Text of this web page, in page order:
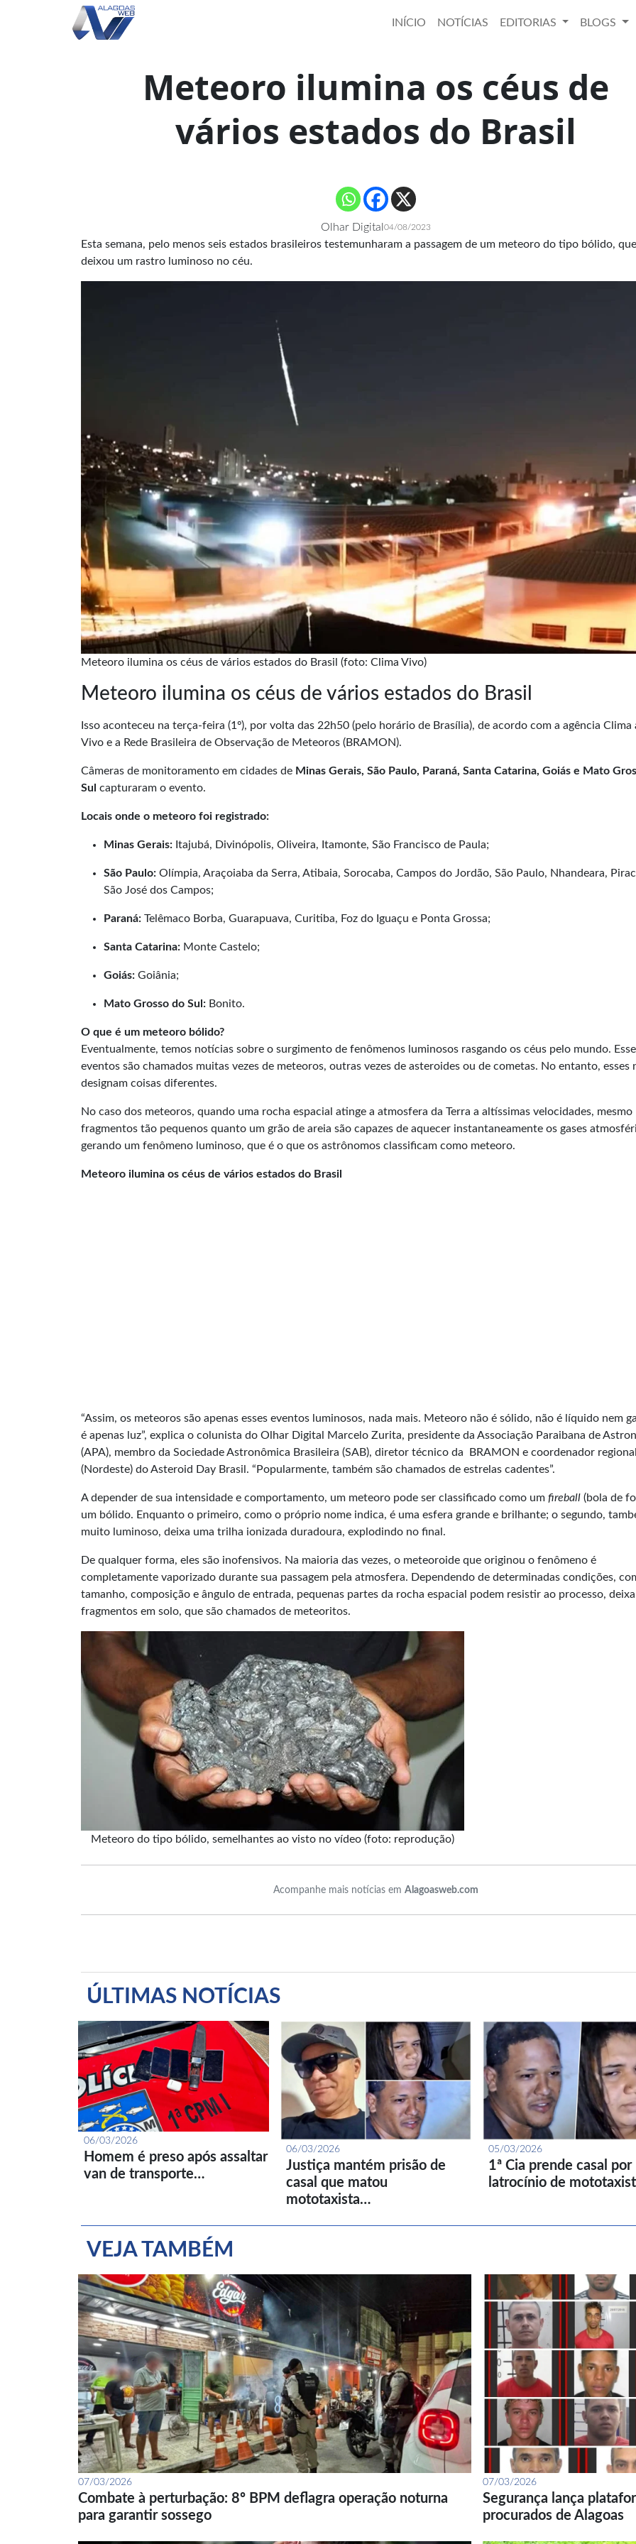
INÍCIO NOTÍCIAS EDITORIAS BLOGS
Meteoro ilumina os céus de
vários estados do Brasil
Olhar Digital 04/08/2023
Esta semana, pelo menos seis estados brasileiros testemunharam a passagem de um meteoro do tipo bólido, que
deixou um rastro luminoso no céu.
Meteoro ilumina os céus de vários estados do Brasil (foto: Clima Vivo)
Meteoro ilumina os céus de vários estados do Brasil
Isso aconteceu na terça-feira (1º), por volta das 22h50 (pelo horário de Brasília), de acordo com a agência Clima
Vivo e a Rede Brasileira de Observação de Meteoros (BRAMON).
Câmeras de monitoramento em cidades de Minas Gerais, São Paulo, Paraná, Santa Catarina, Goiás e Mato
Sul capturaram o evento.
Locais onde o meteoro foi registrado:
Minas Gerais: Itajubá, Divinópolis, Oliveira, Itamonte, São Francisco de Paula;
São Paulo: Olímpia, Araçoiaba da Serra, Atibaia, Sorocaba, Campos do Jordão, São Paulo, Nhandeara,
São José dos Campos;
Paraná: Telêmaco Borba, Guarapuava, Curitiba, Foz do Iguaçu e Ponta Grossa;
Santa Catarina: Monte Castelo;
Goiás: Goiânia;
Mato Grosso do Sul: Bonito.
O que é um meteoro bólido?
Eventualmente, temos notícias sobre o surgimento de fenômenos luminosos rasgando os céus pelo mundo.
eventos são chamados muitas vezes de meteoros, outras vezes de asteroides ou de cometas. No entanto, esses
designam coisas diferentes.
No caso dos meteoros, quando uma rocha espacial atinge a atmosfera da Terra a altíssimas velocidades, mesmo
fragmentos tão pequenos quanto um grão de areia são capazes de aquecer instantaneamente os gases
gerando um fenômeno luminoso, que é o que os astrônomos classificam como meteoro.
Meteoro ilumina os céus de vários estados do Brasil
“Assim, os meteoros são apenas esses eventos luminosos, nada mais. Meteoro não é sólido, não é líquido nem
é apenas luz”, explica o colunista do Olhar Digital Marcelo Zurita, presidente da Associação Paraibana de
(APA), membro da Sociedade Astronômica Brasileira (SAB), diretor técnico da BRAMON e coordenador
(Nordeste) do Asteroid Day Brasil. “Popularmente, também são chamados de estrelas cadentes”.
A depender de sua intensidade e comportamento, um meteoro pode ser classificado como um fireball (bola de
um bólido. Enquanto o primeiro, como o próprio nome indica, é uma esfera grande e brilhante; o segundo,
muito luminoso, deixa uma trilha ionizada duradoura, explodindo no final.
De qualquer forma, eles são inofensivos. Na maioria das vezes, o meteoroide que originou o fenômeno é
completamente vaporizado durante sua passagem pela atmosfera. Dependendo de determinadas condições,
tamanho, composição e ângulo de entrada, pequenas partes da rocha espacial podem resistir ao processo,
fragmentos em solo, que são chamados de meteoritos.
Meteoro do tipo bólido, semelhantes ao visto no vídeo (foto: reprodução)
Acompanhe mais notícias em Alagoasweb.com
ÚLTIMAS NOTÍCIAS
06/03/2026
Homem é preso após assaltar
van de transporte…
06/03/2026
Justiça mantém prisão de
casal que matou
mototaxista…
05/03/2026
1ª Cia prende casal por
latrocínio de
VEJA TAMBÉM
07/03/2026
Combate à perturbação: 8º BPM deflagra operação noturna
para garantir sossego
07/03/2026
Segurança lança
procurados de Alagoas